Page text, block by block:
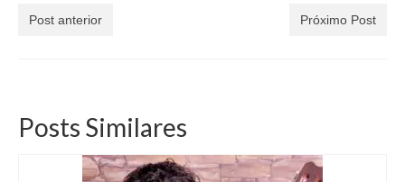
Post anterior Próximo Post
Posts Similares